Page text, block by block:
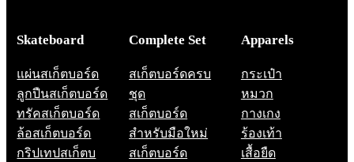
Skateboard
แผ่นสเก็ตบอร์ด
ลูกปืนสเก็ตบอร์ด
ทรัคสเก็ตบอร์ด
ล้อสเก็ตบอร์ด
กริปเทปสเก็ตบ
Complete Set
สเก็ตบอร์ดครบ
ชุด
สเก็ตบอร์ด
สำหรับมือใหม่
สเก็ตบอร์ด
Apparels
กระเป๋า
หมวก
กางเกง
ร้องเท้า
เสื้อยืด